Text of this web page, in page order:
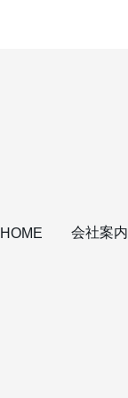
HOME 会社案内